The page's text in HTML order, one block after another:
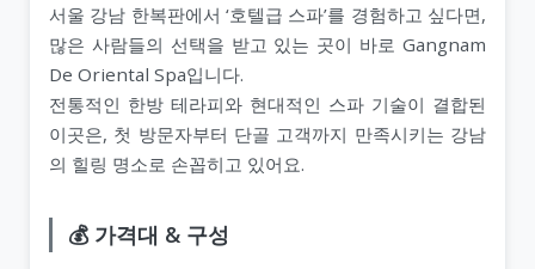
서울 강남 한복판에서 ‘호텔급 스파’를 경험하고 싶다면,
많은 사람들의 선택을 받고 있는 곳이 바로 Gangnam
De Oriental Spa입니다.
전통적인 한방 테라피와 현대적인 스파 기술이 결합된
이곳은, 첫 방문자부터 단골 고객까지 만족시키는 강남
의 힐링 명소로 손꼽히고 있어요.
💰 가격대 & 구성